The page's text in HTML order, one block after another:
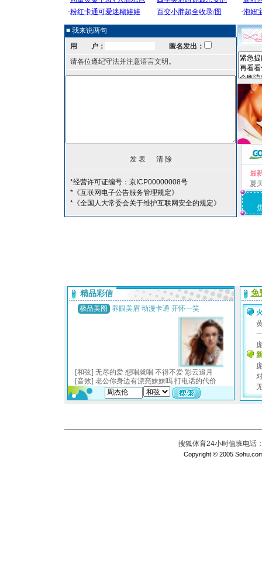
■ 我来说两句
用 户：
匿名发出：
请各位遵纪守法并注意语言文明。
*经营许可证编号：京ICP00000008号
*《互联网电子公告服务管理规定》
*《全国人大常委会关于维护互联网安全的规定》
最
夏
搜狐体育24小时值班电话
Copyright © 2005